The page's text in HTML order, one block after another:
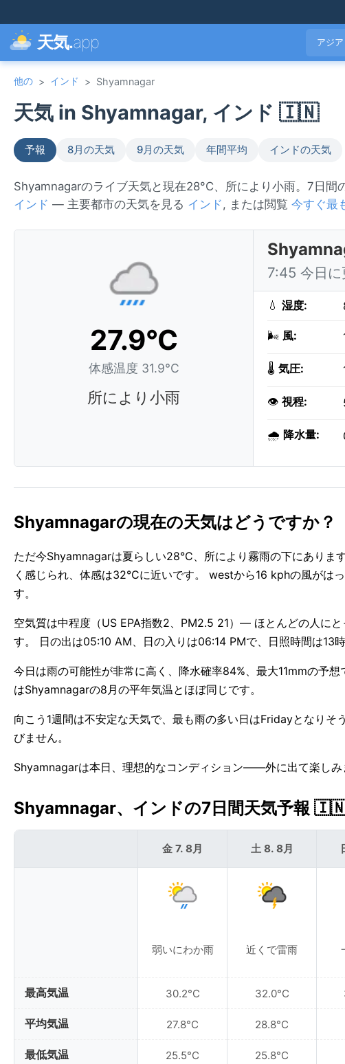
天気.app アジア
他の > インド > Shyamnagar
天気 in Shyamnagar, インド 🇮🇳
予報 8月の天気 9月の天気 年間平均 インドの天気
Shyamnagarのライブ天気と現在28°C、所により小雨。7日
インド — 主要都市の天気を見る インド, または閲覧 今すぐ最
27.9°C
体感温度 31.9°C
所により小雨
7:45 今日に
💧 湿度:
🌬️ 風:
🌡️ 気圧:
👁️ 視程:
🌧️ 降水量:
Shyamnagarの現在の天気はどうですか？
ただ今Shyamnagarは夏らしい28°C、所により霧雨の下にあり
く感じられ、体感は32°Cに近いです。 westから16 kphの風がは
す。
空気質は中程度（US EPA指数2、PM2.5 21）— ほとんどの人に
す。 日の出は05:10 AM、日の入りは06:14 PMで、日照時間は13時
今日は雨の可能性が非常に高く、降水確率84%、最大11mmの予
はShyamnagarの8月の平年気温とほぼ同じです。
向こう1週間は不安定な天気で、最も雨の多い日はFridayとなり
びません。
Shyamnagarは本日、理想的なコンディション——外に出て楽しみ
Shyamnagar、インドの7日間天気予報
最高気温
平均気温
最低気温
金 7. 8月
弱いにわか雨
30.2°C
27.8°C
25.5°C
土 8. 8月
近くで雷雨
32.0°C
28.8°C
25.8°C